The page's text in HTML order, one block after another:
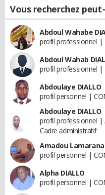
Vous recherchez
Abdoul Wahabe
profil professionnel |
Abdoul Wahab
profil professionnel |
Abdoulaye DIALLO
profil personnel |
Abdoulaye DIALLO
profil professionnel |
Cadre administratif
Amadou Lamarana
profil personnel |
Alpha DIALLO
profil personnel |